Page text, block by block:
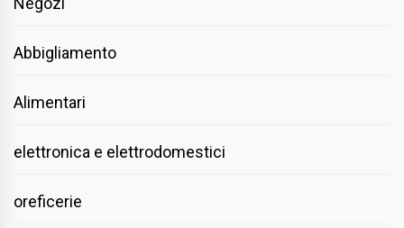
Abbigliamento
Alimentari
elettronica e elettrodomestici
oreficerie